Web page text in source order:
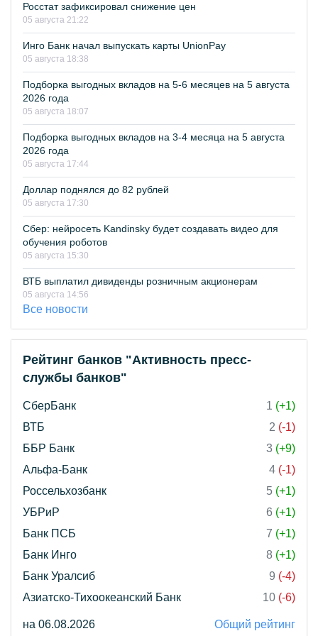
Росстат зафиксировал снижение цен
05 августа 21:22
Инго Банк начал выпускать карты UnionPay
05 августа 18:38
Подборка выгодных вкладов на 5-6 месяцев на 5 августа
2026 года
05 августа 18:07
Подборка выгодных вкладов на 3-4 месяца на 5 августа
2026 года
05 августа 17:44
Доллар поднялся до 82 рублей
05 августа 17:30
Сбер: нейросеть Kandinsky будет создавать видео для
обучения роботов
05 августа 15:30
ВТБ выплатил дивиденды розничным акционерам
05 августа 14:56
Все новости
Рейтинг банков "Активность пресс-
службы банков"
СберБанк 1 (+1)
ВТБ
2 (-1)
ББР Банк
3 (+9)
Альфа-Банк
4 (-1)
Россельхозбанк
5 (+1)
УБРиР
6 (+1)
Банк ПСБ
7 (+1)
Банк Инго
8 (+1)
Банк Уралсиб
9 (-4)
Азиатско-Тихоокеанский Банк
10 (-6)
на 06.08.2026 Общий рейтинг